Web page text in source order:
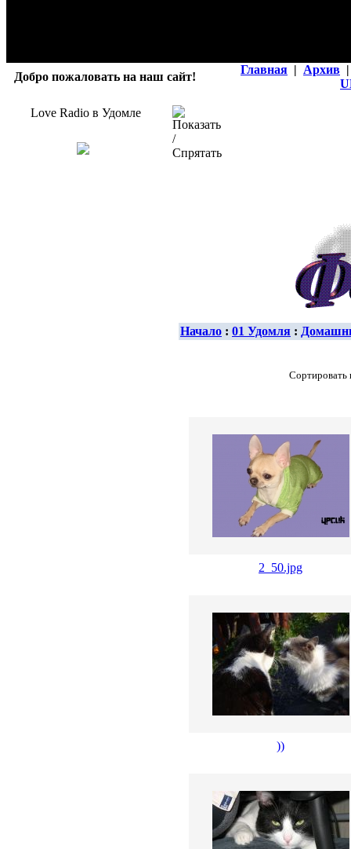
Добро пожаловать на наш сайт!
Главная | Архив |
Love Radio в Удомле
Начало : 01 Удомля :
2_50.jpg
))